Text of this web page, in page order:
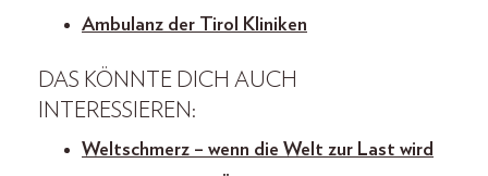
Ambulanz der Tirol Kliniken
DAS KÖNNTE DICH AUCH
INTERESSIEREN:
Weltschmerz – wenn die Welt zur Last wird